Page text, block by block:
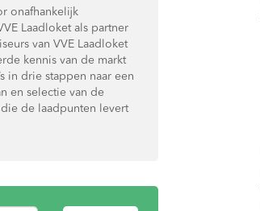
onafhankelijk
Laadloket als partner
van VVE Laadloket
kennis van de markt
in drie stappen naar een
en selectie van de
de laadpunten levert